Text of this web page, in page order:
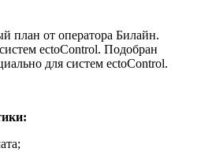
план от оператора Билайн.
ectoControl. Подобран
для систем ectoControl.